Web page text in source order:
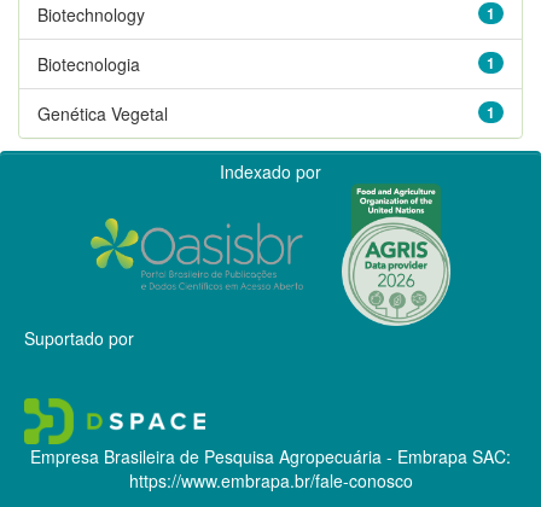
1
Biotechnology
1
Biotecnologia
1
Genética Vegetal
Indexado por
Suportado por
Empresa Brasileira de Pesquisa Agropecuária - Embrapa SAC:
https://www.embrapa.br/fale-conosco